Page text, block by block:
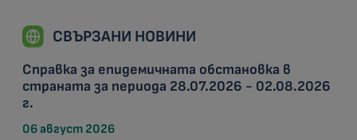
СВЪРЗАНИ НОВИНИ
Справка за епидемичната обстановка в
страната за периода 28.07.2026 - 02.08.2026
г.
06 август 2026